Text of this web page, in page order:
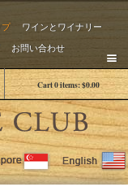
ワインとワイナリー
お問い合わせ
Cart0items:$0.00
The